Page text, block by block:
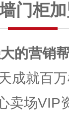
门柜
的营销
成就百
卖场VIP